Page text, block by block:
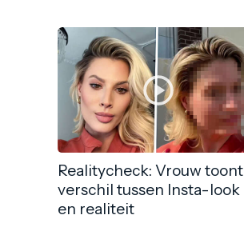
Realitycheck: Vrouw toont
verschil tussen Insta-look
en realiteit